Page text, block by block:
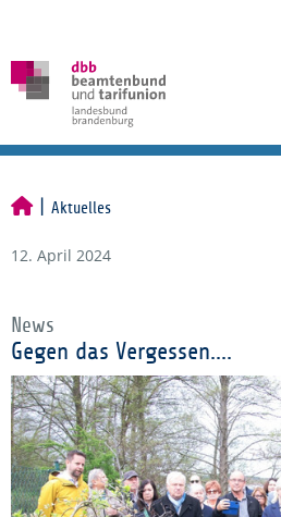
Aktuelles
12. April 2024
News
Gegen das Vergessen....